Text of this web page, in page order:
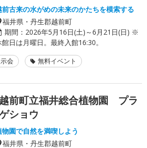
前古来の水がめの未来のかたちを模索する
福井県・丹生郡越前町
期間： 2026年5月16日(土)～6月21日(日) ※
館日は月曜日。最終入館16:30。
会 無料イベント
越前町立福井総合植物園 プラ
ショウ
物園で自然を満喫しよう
福井県・丹生郡越前町